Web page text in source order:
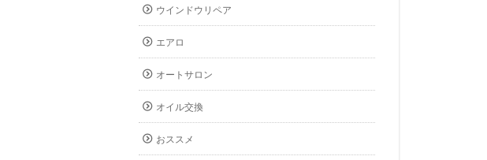
ウインドウリペア
エアロ
オートサロン
オイル交換
おススメ